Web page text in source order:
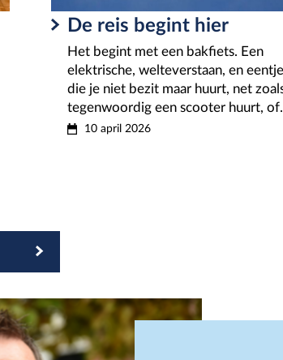
De reis begint hier
Het begint met een bakfiets. Een
elektrische, welteverstaan, en eentje
die je niet bezit maar huurt, net
tegenwoordig een scooter huurt,
10 april 2026